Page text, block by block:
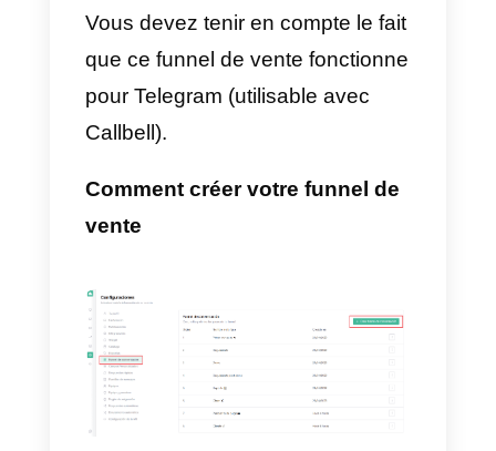
pour analyser les opportunités
d’achat que représentent les
clients potentiels. C’est un
ensemble de stratégies qui
s’appliquent généralement de
clients potentiels jusqu’à la
conversion de ces clients
potentiels en vrai clients.